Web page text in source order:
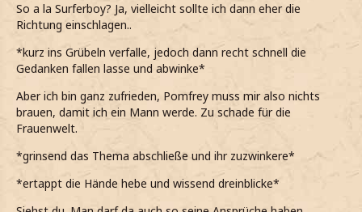
So a la Surferboy? Ja, vielleicht sollte ich dann eher die
Richtung einschlagen..
*kurz ins Grübeln verfalle, jedoch dann recht schnell die
Gedanken fallen lasse und abwinke*
Aber ich bin ganz zufrieden, Pomfrey muss mir also nichts
brauen, damit ich ein Mann werde. Zu schade für die
Frauenwelt.
*grinsend das Thema abschließe und ihr zuzwinkere*
*ertappt die Hände hebe und wissend dreinblicke*